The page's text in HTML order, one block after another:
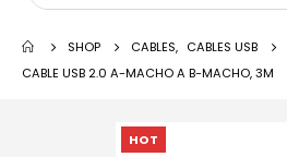
SHOP CABLES, CABLES USB
CABLE USB 2.0 A-MACHO A B-MACHO, 3M
HOT